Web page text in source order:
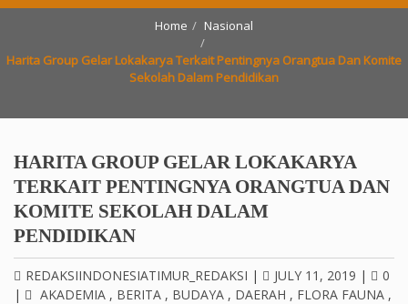
Home Nasional
Harita Group Gelar Lokakarya Terkait Pentingnya Orangtua Dan Komite
Sekolah Dalam Pendidikan
HARITA GROUP GELAR LOKAKARYA
TERKAIT PENTINGNYA ORANGTUA DAN
KOMITE SEKOLAH DALAM
PENDIDIKAN
REDAKSIINDONESIATIMUR_REDAKSI | JULY 11, 2019 |
0
|
AKADEMIA , BERITA , BUDAYA , DAERAH , FLORA FAUNA ,